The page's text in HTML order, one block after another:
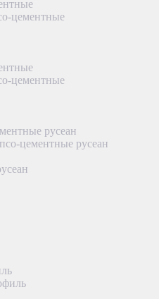
цементные
цементные
русеан
цементные русеан